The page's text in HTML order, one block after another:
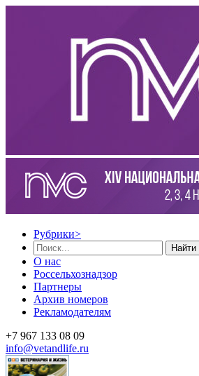
Рубрики>
Найти
О нас
Россельхознадзор
Партнеры
Архив номеров
Рекламодателям
+7 967 133 08 09
info@vetandlife.ru